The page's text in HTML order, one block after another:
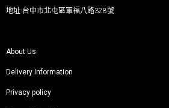
地址:台中市北屯區軍福八路328號
About Us
Delivery Information
Privacy policy